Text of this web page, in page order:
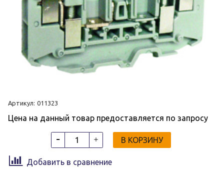
Артикул: 011323
Цена на данный товар предоставляется по запросу
В КОРЗИНУ
Добавить в сравнение